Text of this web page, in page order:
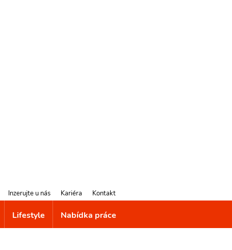
Inzerujte u nás Kariéra Kontakt
Lifestyle Nabídka práce